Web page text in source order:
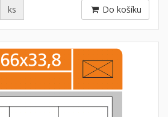
ks Do košíku